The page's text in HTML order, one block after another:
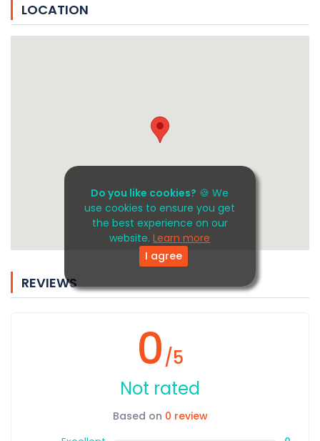
Do you like cookies? 🍪 We
use cookies to ensure you get
the best experience on our
website.Learn more
I agree
LOCATION
REVIEWS
0/5
Not rated
Based on 0 review